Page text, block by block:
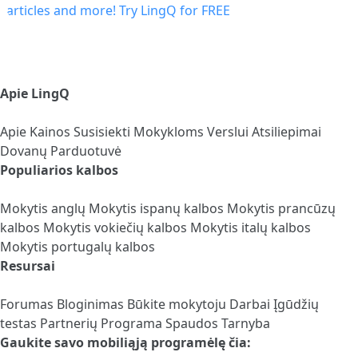
Apie LingQ
Apie Kainos Susisiekti Mokykloms Verslui Atsiliepimai
Dovanų Parduotuvė
Populiarios kalbos
Mokytis anglų Mokytis ispanų kalbos Mokytis prancūzų
kalbos Mokytis vokiečių kalbos Mokytis italų kalbos
Mokytis portugalų kalbos
Resursai
Forumas Bloginimas Būkite mokytoju Darbai Įgūdžių
testas Partnerių Programa Spaudos Tarnyba
Gaukite savo mobiliąją programėlę čia: